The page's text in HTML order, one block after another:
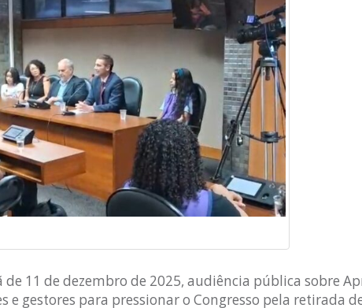
11 de dezembro de 2025, audiência pública sobre
gestores para pressionar o Congresso pela retirada